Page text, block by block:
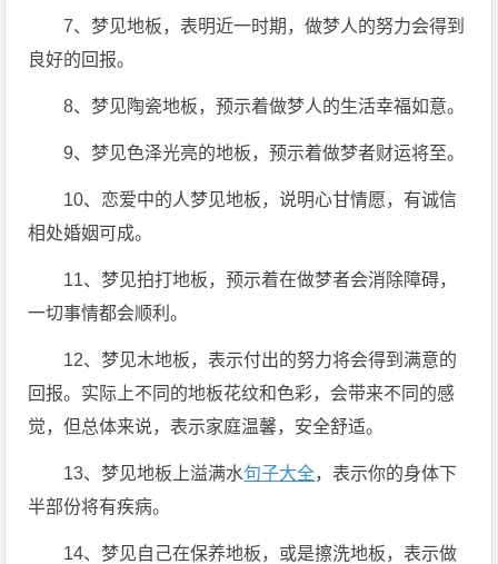
7、梦见地板，表明近一时期，做梦人的努力会得到
良好的回报。
8、梦见陶瓷地板，预示着做梦人的生活幸福如意。
9、梦见色泽光亮的地板，预示着做梦者财运将至。
10、恋爱中的人梦见地板，说明心甘情愿，有诚信
相处婚姻可成。
11、梦见拍打地板，预示着在做梦者会消除障碍，
一切事情都会顺利。
12、梦见木地板，表示付出的努力将会得到满意的
回报。实际上不同的地板花纹和色彩，会带来不同的感
觉，但总体来说，表示家庭温馨，安全舒适。
13、梦见地板上溢满水句子大全，表示你的身体下
半部份将有疾病。
14、梦见自己在保养地板，或是擦洗地板，表示做